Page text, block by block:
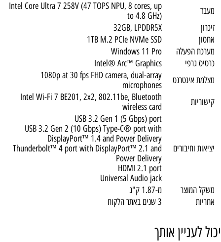
מעבד
Intel Core Ultra 7 258V (47 TOPS NPU, 8 cores, up
to 4.8 GHz)
זיכרון
32GB, LPDDR5X
אחסון
1TB M.2 PCIe NVMe SSD
מערכת הפעלה
Windows 11 Pro
כרטיס גרפי
Intel® Arc™ Graphics
מצלמת אינטרנט
1080p at 30 fps FHD camera, dual-array
microphones
קישוריות
Intel Wi-Fi 7 BE201, 2x2, 802.11be, Bluetooth
wireless card
יציאות וחיבורים
USB 3.2 Gen 1 (5 Gbps) port
USB 3.2 Gen 2 (10 Gbps) Type-C® port with
DisplayPort™ 1.4 and Power Delivery
Thunderbolt™ 4 port with DisplayPort™ 2.1 and
Power Delivery
HDMI 2.1 port
Universal Audio jack
משקל המוצר
מ-1.87 ק"ג
אחריות
3 שנים באתר הלקוח
יכול לעניין אותך